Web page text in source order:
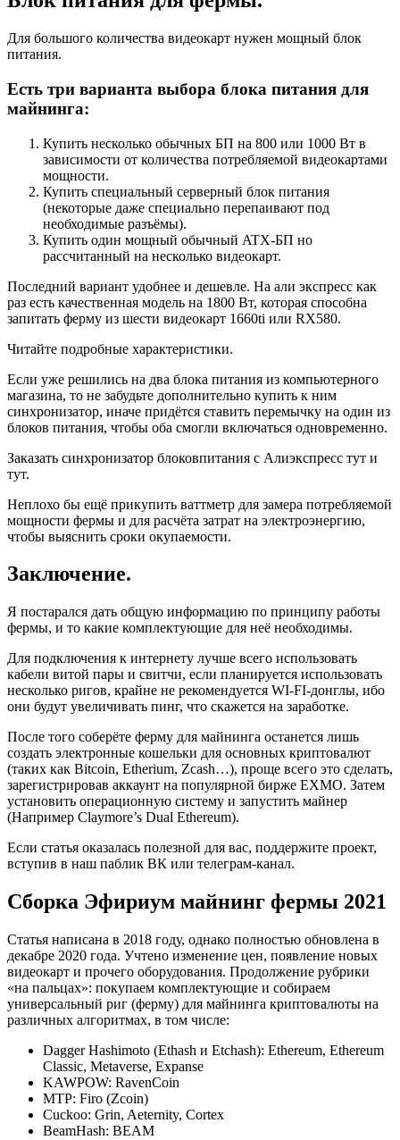
Для большого количества видеокарт нужен мощный блок
питания.
Есть три варианта выбора блока питания для
майнинга:
Купить несколько обычных БП на 800 или 1000 Вт в
зависимости от количества потребляемой видеокартами
мощности.
Купить специальный серверный блок питания
(некоторые даже специально перепаивают под
необходимые разъёмы).
Купить один мощный обычный ATX-БП но
рассчитанный на несколько видеокарт.
Последний вариант удобнее и дешевле. На али экспресс как
раз есть качественная модель на 1800 Вт, которая способна
запитать ферму из шести видеокарт 1660ti или RX580.
Читайте подробные характеристики.
Если уже решились на два блока питания из компьютерного
магазина, то не забудьте дополнительно купить к ним
синхронизатор, иначе придётся ставить перемычку на один из
блоков питания, чтобы оба смогли включаться одновременно.
Заказать синхронизатор блоковпитания с Алиэкспресс тут и
тут.
Неплохо бы ещё прикупить ваттметр для замера потребляемой
мощности фермы и для расчёта затрат на электроэнергию,
чтобы выяснить сроки окупаемости.
Заключение.
Я постарался дать общую информацию по принципу работы
фермы, и то какие комплектующие для неё необходимы.
Для подключения к интернету лучше всего использовать
кабели витой пары и свитчи, если планируется использовать
несколько ригов, крайне не рекомендуется WI-FI-донглы, ибо
они будут увеличивать пинг, что скажется на заработке.
После того соберёте ферму для майнинга останется лишь
создать электронные кошельки для основных криптовалют
(таких как Bitcoin, Etherium, Zcash…), проще всего это сделать,
зарегистрировав аккаунт на популярной бирже EXMO. Затем
установить операционную систему и запустить майнер
(Например Claymore’s Dual Ethereum).
Если статья оказалась полезной для вас, поддержите проект,
вступив в наш паблик ВК или телеграм-канал.
Сборка Эфириум майнинг фермы 2021
Статья написана в 2018 году, однако полностью обновлена в
декабре 2020 года. Учтено изменение цен, появление новых
видеокарт и прочего оборудования. Продолжение рубрики
«на пальцах»: покупаем комплектующие и собираем
универсальный риг (ферму) для майнинга криптовалюты на
различных алгоритмах, в том числе:
Dagger Hashimoto (Ethash и Etchash): Ethereum, Ethereum
Classic, Metaverse, Expanse
KAWPOW: RavenCoin
MTP: Firo (Zcoin)
Cuckoo: Grin, Aeternity, Cortex
BeamHash: BEAM